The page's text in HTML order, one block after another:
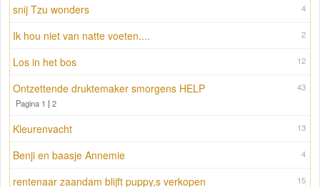
4
snij Tzu wonders
2
Ik hou niet van natte voeten....
12
Los in het bos
43
Ontzettende druktemaker smorgens HELP
Pagina 1 | 2
13
Kleurenvacht
4
Benji en baasje Annemie
15
rentenaar zaandam blijft puppy,s verkopen